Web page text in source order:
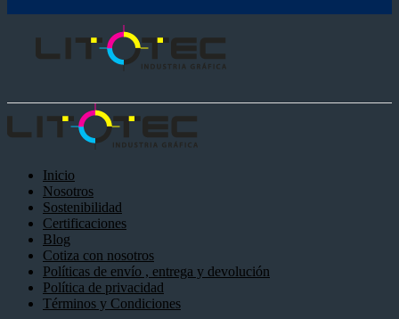
Inicio
Nosotros
Sostenibilidad
Certificaciones
Blog
Cotiza con nosotros
Políticas de envío , entrega y devolución
Política de privacidad
Términos y Condiciones